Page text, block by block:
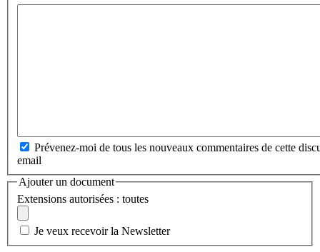
Prévenez-moi de tous les nouveaux commentaires de cette
email
Ajouter un document
Extensions autorisées : toutes
Je veux recevoir la Newsletter